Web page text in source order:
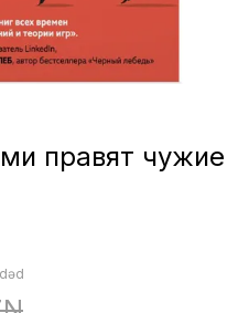
правят чужие